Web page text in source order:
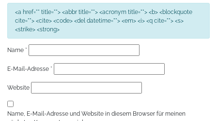
<a href="" title=""> <abbr title=""> <acronym title=""> <b> <blockquote
cite=""> <cite> <code> <del datetime=""> <em> <i> <q cite=""> <s>
<strike> <strong>
Name *
E-Mail-Adresse *
Website
Name, E-Mail-Adresse und Website in diesem Browser für meinen